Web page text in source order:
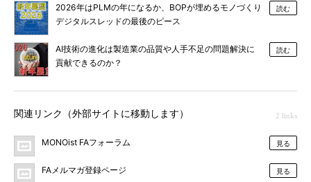
2026年はPLMの年になるか、BOPが埋めるモノづくり
デジタルスレッドの最後のピース
読む
AI技術の進化は製造業の品質や人手不足の問題解決に
貢献できるのか？
読む
関連リンク（外部サイトに移動します） 2 links
MONOist FAフォーラム 見る
FAメルマガ登録ページ 見る